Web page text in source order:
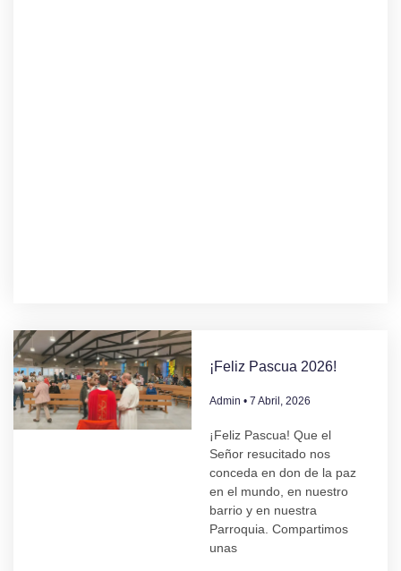
¡Feliz Pascua 2026!
Admin 7 Abril, 2026
¡Feliz Pascua! Que el
Señor resucitado nos
conceda en don de la paz
en el mundo, en nuestro
barrio y en nuestra
Parroquia. Compartimos
unas